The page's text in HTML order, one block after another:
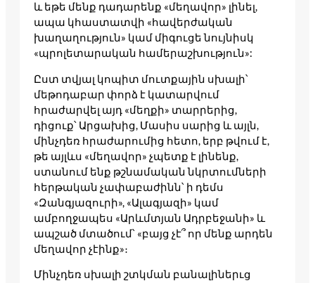
և եթե մենք դադարենք «մեղավոր» լինել,
ապա կհաստատվի «հավերժական
խաղաղություն» կամ միգուցե նույնիսկ
«պրոլետարական համերաշխություն»:
Ըստ տվյալ կոպիտ մուտքային սխալի՝
մեթոդաբար փորձ է կատարվում
հրաժարվել այդ «մեղքի» տարրերից,
դիցուք՝ Արցախից, Մասիս սարից և այլն,
մինչդեռ հրաժարումից հետո, երբ թվում է,
թե այլևս «մեղավոր» չպետք է լինենք,
ստանում ենք թշնամական նկրտումների
հերթական չափաբաժինն՝ ի դեմս
«Զանգյազուրի», «Ալագյազի» կամ
ամբողջապես «Արևմտյան Ադրբեջանի» և
ապշած մտածում՝ «բայց չէ՞ որ մենք արդեն
մեղավոր չէինք»։
Մինչդեռ սխալի շտկման բանալիներւց